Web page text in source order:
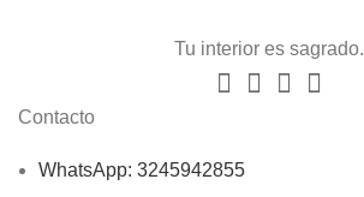
Tu interior es sagrado.
Contacto
WhatsApp: 3245942855